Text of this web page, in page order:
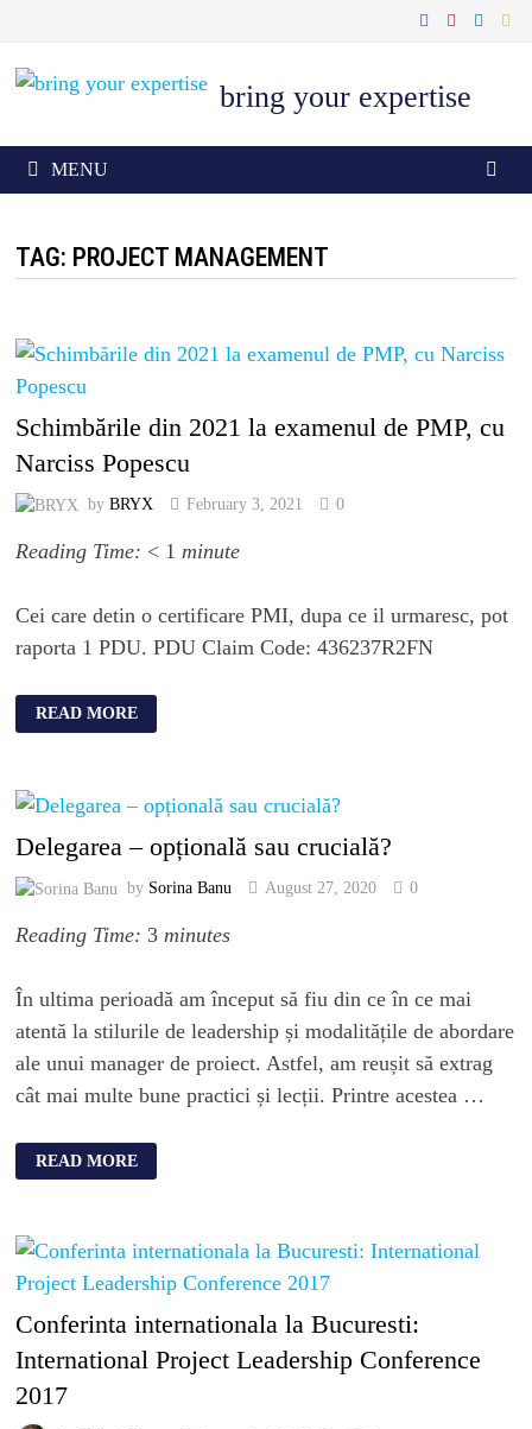
content
bring your expertise
MENU
TAG: PROJECT MANAGEMENT
Schimbările din 2021 la examenul de PMP, cu
Narciss Popescu
by BRYX February 3, 2021 0
Reading Time: < 1 minute
Cei care detin o certificare PMI, dupa ce il urmaresc, pot
raporta 1 PDU. PDU Claim Code: 436237R2FN
READ MORE
Delegarea – opțională sau crucială?
by Sorina Banu August 27, 2020 0
Reading Time: 3 minutes
În ultima perioadă am început să fiu din ce în ce mai
atentă la stilurile de leadership și modalitățile de abordare
ale unui manager de proiect. Astfel, am reușit să extrag
cât mai multe bune practici și lecții. Printre acestea …
READ MORE
Conferinta internationala la Bucuresti:
International Project Leadership Conference
2017